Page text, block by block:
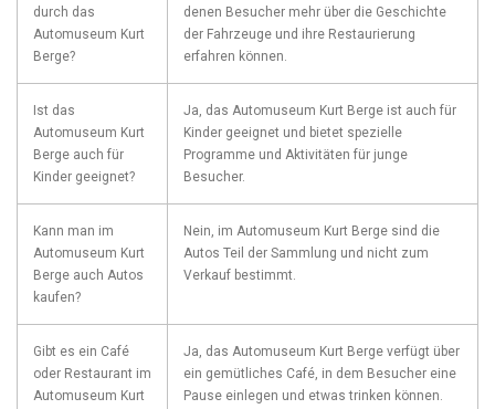
durch das
Automuseum Kurt
Berge?
denen Besucher mehr ⁣über die Geschichte
der Fahrzeuge und ihre Restaurierung
erfahren können.
Ist das
Automuseum Kurt​
Berge auch für
Kinder geeignet?
Ja, das‍ Automuseum Kurt​ Berge ist auch für⁣
Kinder ‌geeignet und ⁣bietet spezielle⁢
Programme und⁤ Aktivitäten‌ für ​junge
Besucher.
Kann ⁢man⁢ im
Automuseum Kurt
Berge ‌auch​ Autos
kaufen?
Nein, im Automuseum ​Kurt Berge sind ⁣die
Autos Teil der Sammlung und nicht zum⁤
Verkauf bestimmt.
Gibt ⁤es ein ‍Café
oder Restaurant im
‌Automuseum Kurt
Ja, das Automuseum Kurt Berge verfügt ⁤über
ein gemütliches Café, in⁤ dem Besucher eine
Pause einlegen und etwas trinken‌ können.